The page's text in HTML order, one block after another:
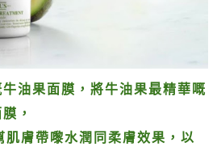
油果面膜，將牛油果最精華嘅
，
肌膚帶嚟水潤同柔膚效果，以